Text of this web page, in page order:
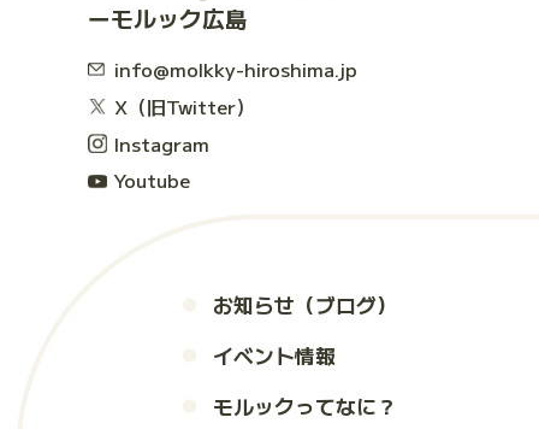
モルック広島
info@molkky-hiroshima.jp
X（旧Twitter）
Instagram
Youtube
お知らせ（ブログ）
イベント情報
モルックってなに？